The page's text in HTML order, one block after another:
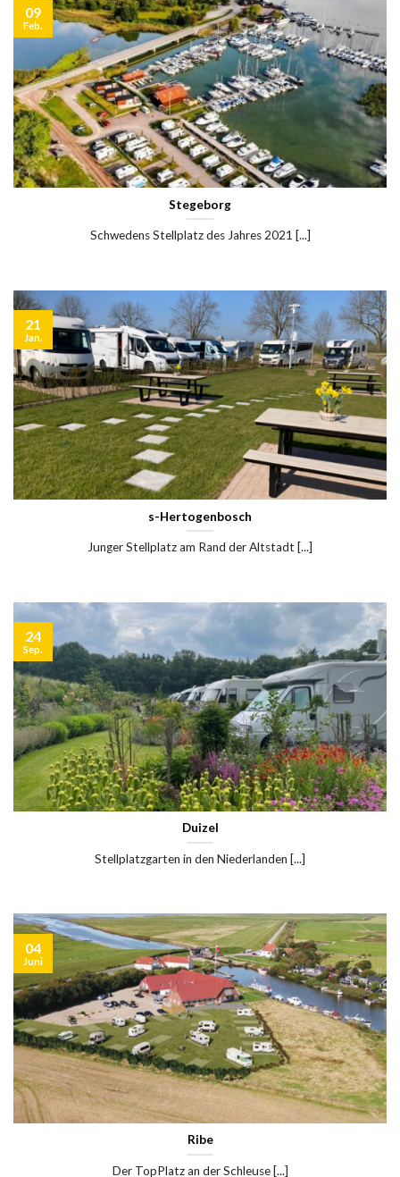
Stegeborg
Schwedens Stellplatz des Jahres 2021 [...]
09
Feb.
s-Hertogenbosch
Junger Stellplatz am Rand der Altstadt [...]
21
Jan.
Duizel
Stellplatzgarten in den Niederlanden [...]
24
Sep.
Ribe
Der TopPlatz an der Schleuse [...]
04
Juni